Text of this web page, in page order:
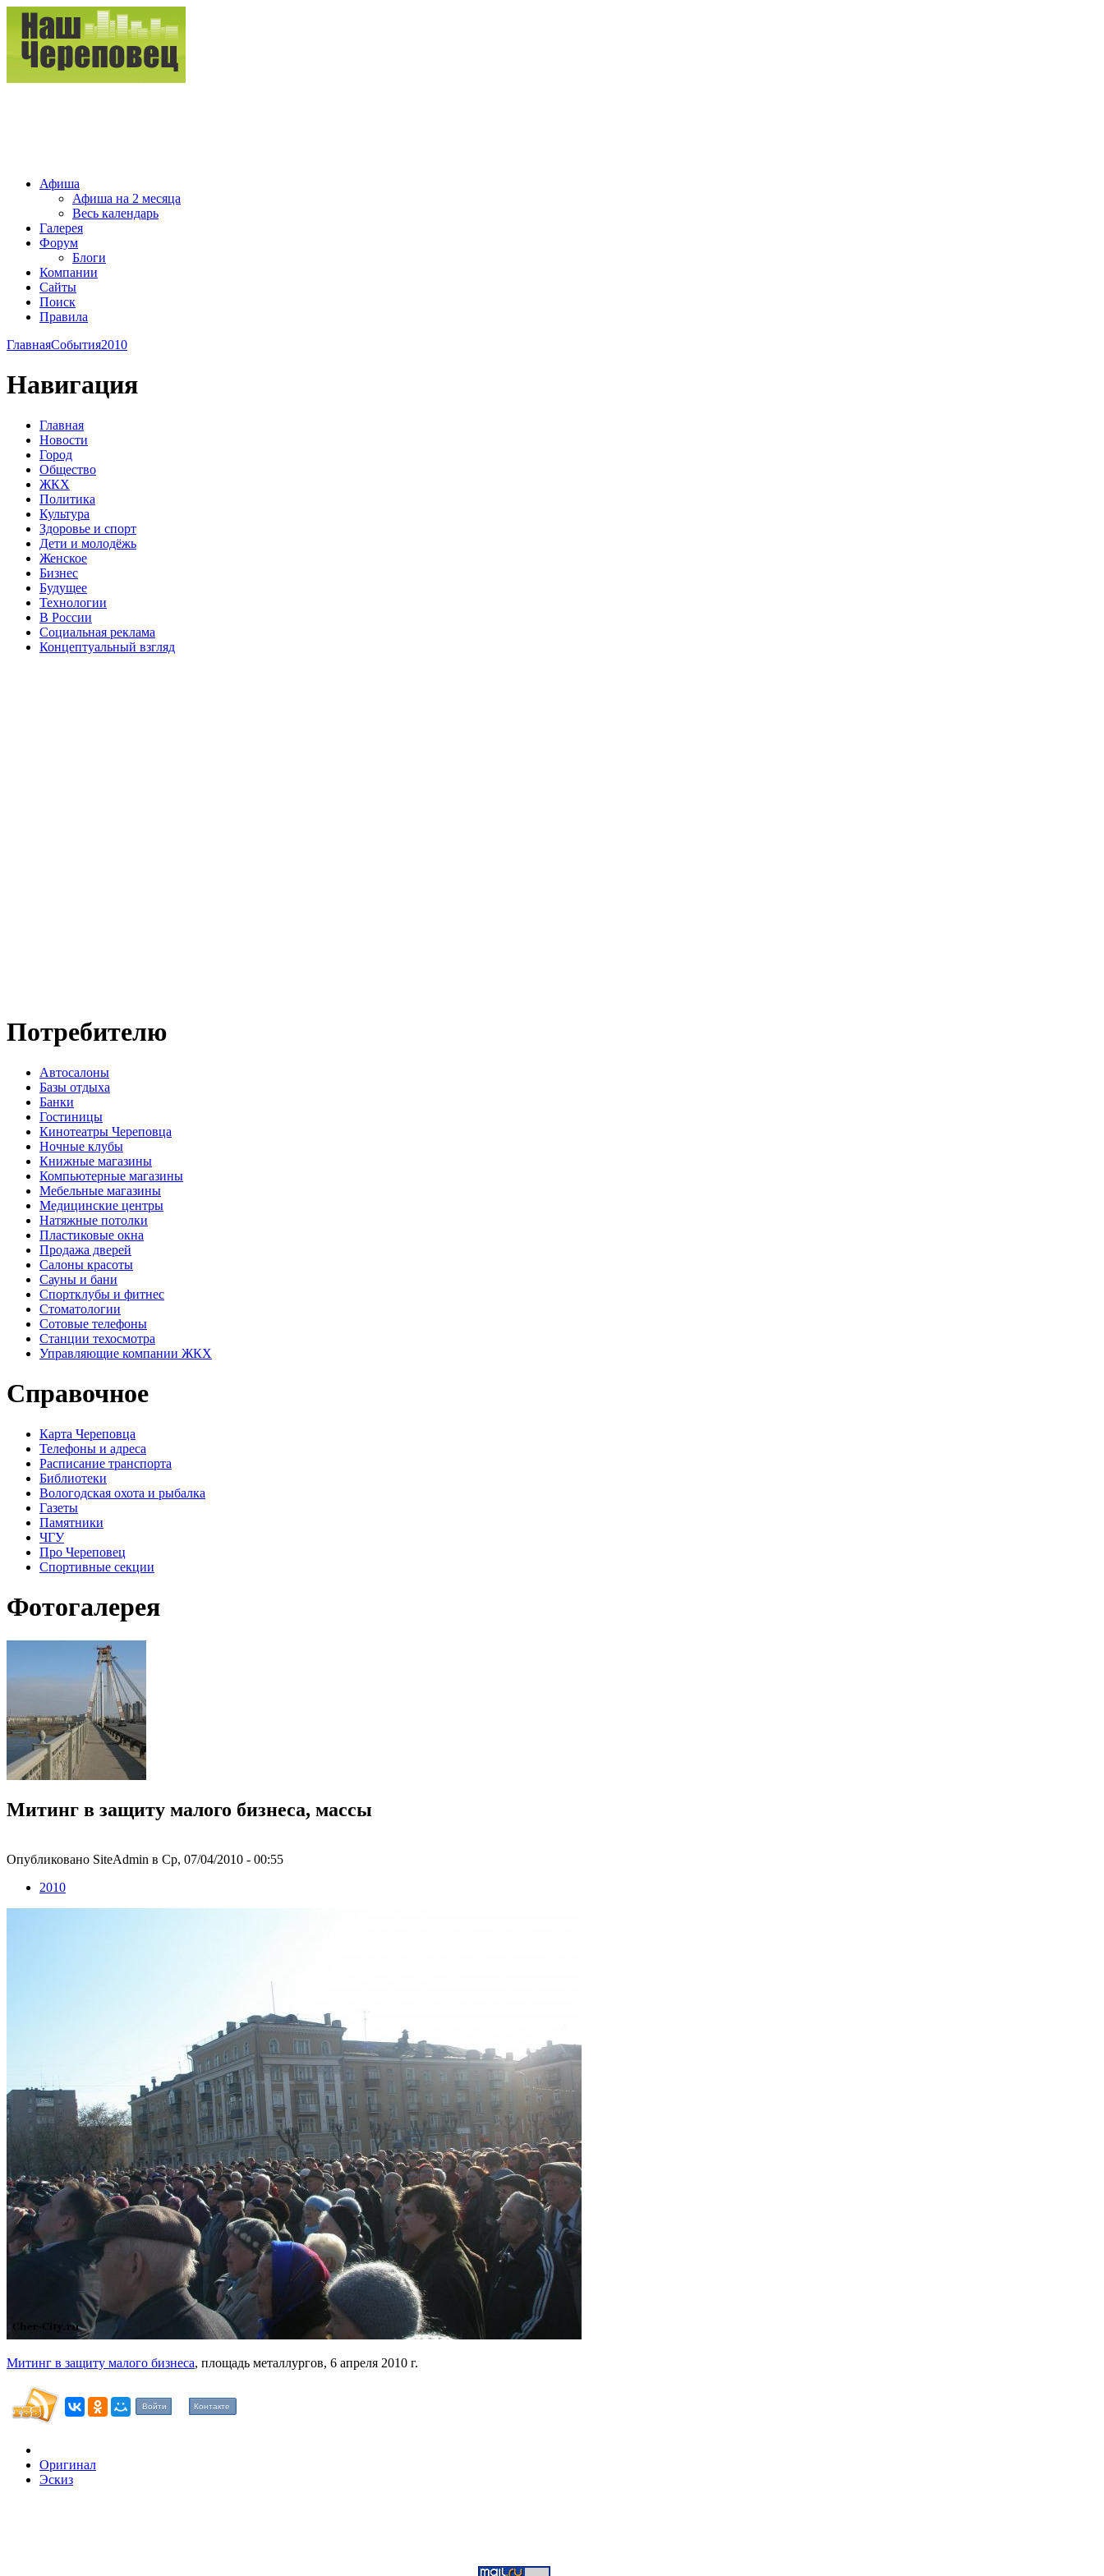
Афиша
Афиша на 2 месяца
Весь календарь
Галерея
Форум
Блоги
Компании
Сайты
Поиск
Правила
ГлавнаяСобытия2010
Навигация
Главная
Новости
Город
Общество
ЖКХ
Политика
Культура
Здоровье и спорт
Дети и молодёжь
Женское
Бизнес
Будущее
Технологии
В России
Социальная реклама
Концептуальный взгляд
Потребителю
Автосалоны
Базы отдыха
Банки
Гостиницы
Кинотеатры Череповца
Ночные клубы
Книжные магазины
Компьютерные магазины
Мебельные магазины
Медицинские центры
Натяжные потолки
Пластиковые окна
Продажа дверей
Салоны красоты
Сауны и бани
Спортклубы и фитнес
Стоматологии
Сотовые телефоны
Станции техосмотра
Управляющие компании ЖКХ
Справочное
Карта Череповца
Телефоны и адреса
Расписание транспорта
Библиотеки
Вологодская охота и рыбалка
Газеты
Памятники
ЧГУ
Про Череповец
Спортивные секции
Фотогалерея
Митинг в защиту малого бизнеса, массы
Опубликовано SiteAdmin в Ср, 07/04/2010 - 00:55
2010
Митинг в защиту малого бизнеса, площадь металлургов, 6 апреля 2010 г.
Войти Контакте
Оригинал
Эскиз